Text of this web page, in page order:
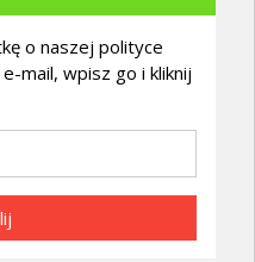
o naszej polityce
mail, wpisz go i kliknij